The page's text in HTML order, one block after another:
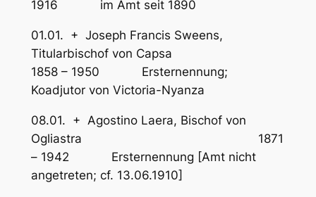
1916 im Amt seit 1890
01.01. + Joseph Francis Sweens,
Titularbischof von Capsa
1858 – 1950 Ersternennung;
Koadjutor von Victoria-Nyanza
08.01. + Agostino Laera, Bischof von
Ogliastra 1871
– 1942 Ersternennung [Amt nicht
angetreten; cf. 13.06.1910]